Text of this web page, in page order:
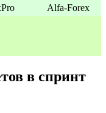
Alfa-Forex
в спринт